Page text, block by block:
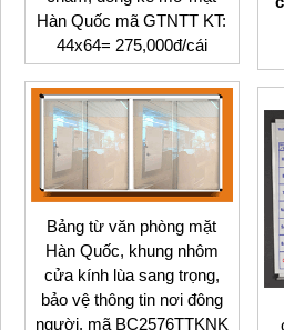
Hàn Quốc mã GTNTT KT:
44x64= 275,000đ/cái
Bảng từ văn phòng mặt
Hàn Quốc, khung nhôm
cửa kính lùa sang trọng,
bảo vệ thông tin nơi đông
người. mã BC2576TTKNK